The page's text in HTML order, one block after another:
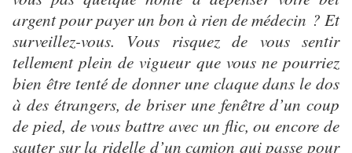
argent pour payer un bon à rien de médecin ? Et
surveillez-vous. Vous risquez de vous sentir
tellement plein de vigueur que vous ne pourriez
bien être tenté de donner une claque dans le dos
à des étrangers, de briser une fenêtre d’un coup
de pied, de vous battre avec un flic, ou encore de
sauter sur la ridelle d’un camion qui passe pour